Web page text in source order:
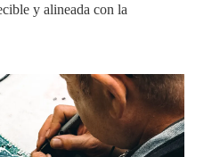
y alineada con la